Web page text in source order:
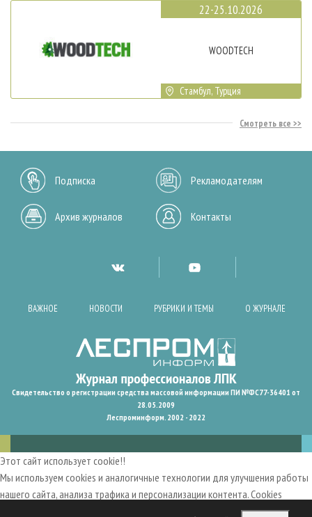
22-25.10.2026
WOODTECH
Стамбул, Турция
Смотреть все
Подписка Рекламодателям
Архив журналов Контакты
ВАЖНОЕ НОВОСТИ РУБРИКИ И ТЕМЫ О ЖУРНАЛЕ
Свидетельство о регистрации средства массовой информации ПИ №ФС77-36401 от
28.05.2009
Леспроминформ. 2002 - 2022
Этот сайт использует cookie!!
Мы используем cookies и аналогичные технологии для улучшения работы
нашего сайта, анализа трафика и персонализации контента. Cookies